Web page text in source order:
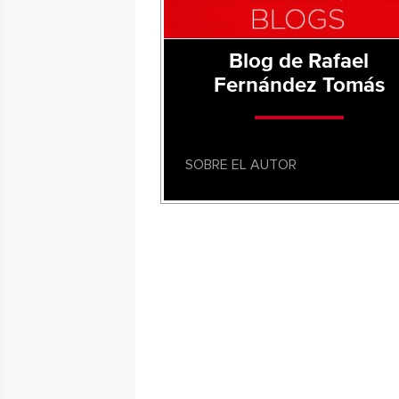
Blog de Rafael
Fernández Tomás
SOBRE EL AUTOR